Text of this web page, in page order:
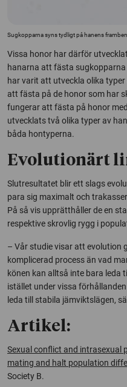
Sugkopparna syns tydligt på hanens
Vissa honor har därför
hanarna att fästa
har varit att utveckla olika
att fästa på de honor som har
fungerar att fästa på honor
utvecklats två olika typer av
båda hontyperna.
Evolutionärt
Slutresultatet blir ett slags
para sig maximalt och
På så vis upprätthåller de en
respektive skrovlig rygg i
– Vår studie visar att evolution
komplicerad process än vad
könen kan alltså inte bara leda
istället under vissa
leda till stabila jämviktslägen,
Artikel:
Sexual conflict and intrasexual
mating and halt population
Society B.